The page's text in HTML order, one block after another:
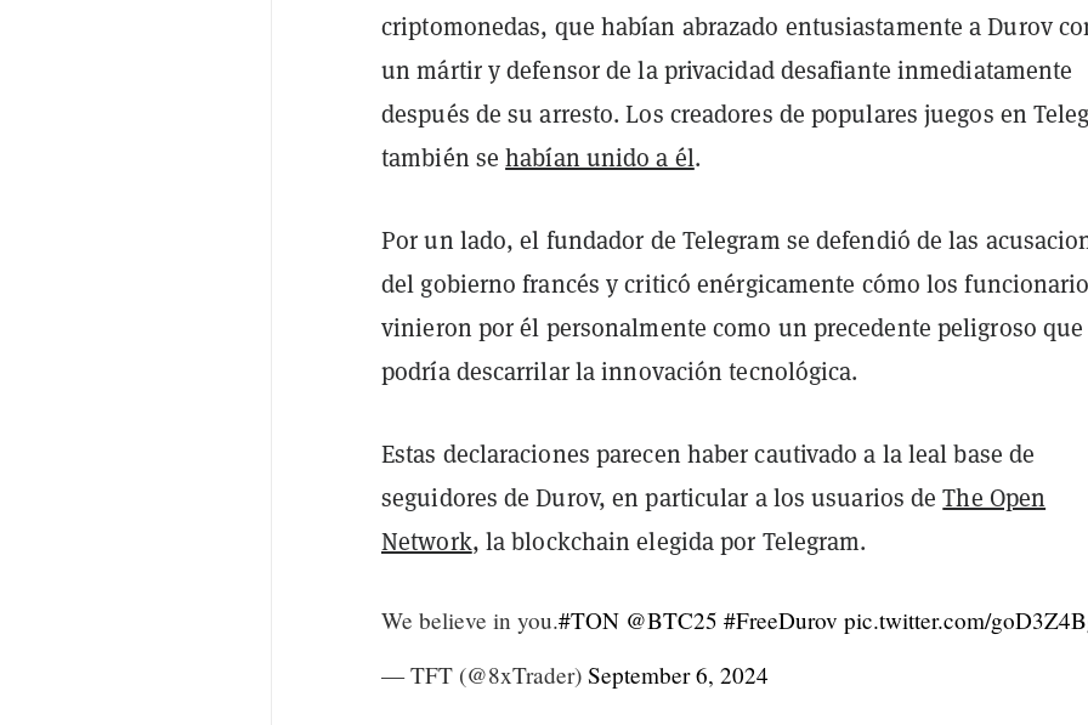
criptomonedas, que habían abrazado entusiastamente a Durov
un mártir y defensor de la privacidad desafiante inmediatamente
después de su arresto. Los creadores de populares juegos en
también sehabían unido a él.
Por un lado, el fundador de Telegram se defendió de las
del gobierno francés y criticó enérgicamente cómo los
vinieron por él personalmente como un precedente peligroso que
podría descarrilar la innovación tecnológica.
Estas declaraciones parecen haber cautivado a la leal base de
seguidores de Durov, en particular a los usuarios deThe Open
Network, la blockchain elegida por Telegram.
We believe in you.#TON @BTC25 #FreeDurov pic.twitter.com/
— TFT (@8xTrader) September 6, 2024